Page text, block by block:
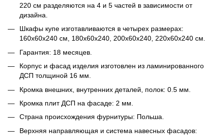
220 см разделяются на 4 и 5 частей в зависимости от
дизайна.
Шкафы купе изготавливаются в четырех размерах:
160х60х240 см, 180х60х240, 200х60х240, 220х60х240 см.
Гарантия: 18 месяцев.
Корпус и фасад изделия изготовлен из ламинированного
ДСП толщиной 16 мм.
Кромка внешних, внутренних деталей, полок: 0.5 мм.
Кромка плит ДСП на фасаде: 2 мм.
Страна происхождения фурнитуры: Польша.
Верхняя направляющая и система навесных фасадов: